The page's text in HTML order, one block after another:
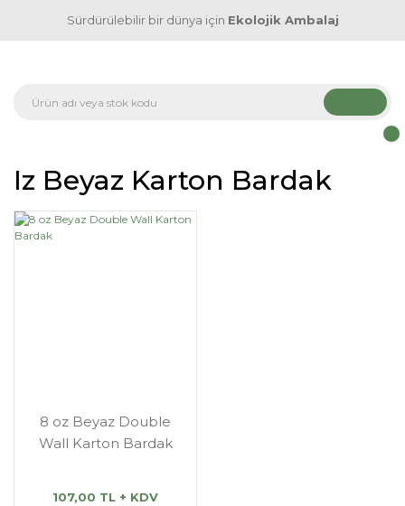
Sürdürülebilir bir dünya için Ekolojik Ambalaj
Iz Beyaz Karton Bardak
8 oz Beyaz Double
Wall Karton Bardak
107,00 TL + KDV